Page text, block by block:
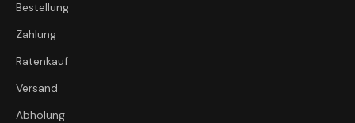
Bestellung
Zahlung
Ratenkauf
Versand
Abholung